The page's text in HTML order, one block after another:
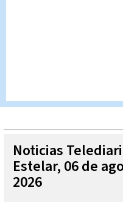
Queda prohibida la
autorizada constituye
Noticias
Estelar, 06 de
2026